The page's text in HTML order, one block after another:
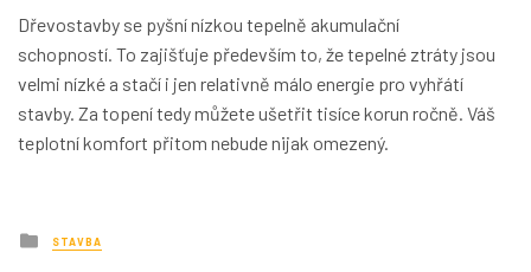
Dřevostavby se pyšní nízkou tepelně akumulační
schopností. To zajišťuje především to, že tepelné ztráty jsou
velmi nízké a stačí i jen relativně málo energie pro vyhřátí
stavby. Za topení tedy můžete ušetřit tisíce korun ročně. Váš
teplotní komfort přitom nebude nijak omezený.
Posted
in
STAVBA